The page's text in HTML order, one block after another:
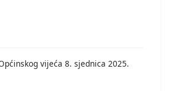
vijeća 8. sjednica 2025.